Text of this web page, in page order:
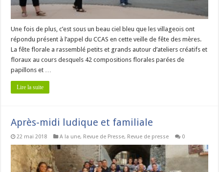
Une fois de plus, c’est sous un beau ciel bleu que les villageois ont
répondu présent à l’appel du CCAS en cette veille de fête des mères.
La fête florale a rassemblé petits et grands autour d’ateliers créatifs et
floraux au cours desquels 42 compositions florales parées de
papillons et …
Lire la suite
Après-midi ludique et familiale
22 mai 2018 A la une, Revue de Presse, Revue de presse 0